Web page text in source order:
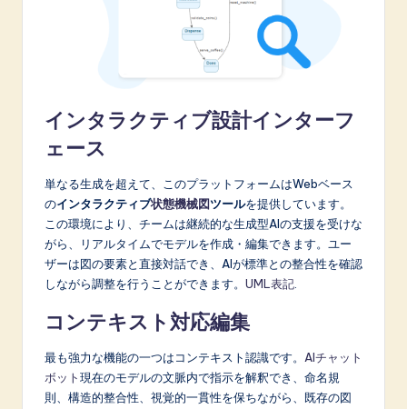
インタラクティブ設計インターフ
ェース
単なる生成を超えて、このプラットフォームはWebベース
のインタラクティブ状態機械図ツールを提供しています。
この環境により、チームは継続的な生成型AIの支援を受けな
がら、リアルタイムでモデルを作成・編集できます。ユー
ザーは図の要素と直接対話でき、AIが標準との整合性を確認
しながら調整を行うことができます。 UML表記.
コンテキスト対応編集
最も強力な機能の一つはコンテキスト認識です。 AIチャット
ボット現在のモデルの文脈内で指示を解釈でき、命名規
則、構造的整合性、視覚的一貫性を保ちながら、既存の図